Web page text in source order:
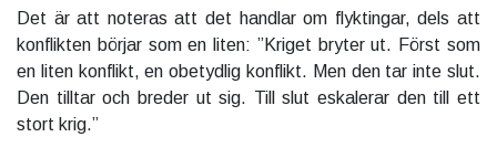
Det är att noteras att det handlar om flyktingar, dels att
konflikten börjar som en liten: ”Kriget bryter ut. Först som
en liten konflikt, en obetydlig konflikt. Men den tar inte slut.
Den tilltar och breder ut sig. Till slut eskalerar den till ett
stort krig.”